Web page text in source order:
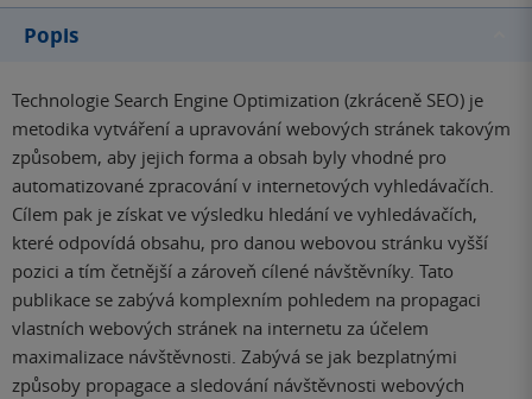
Popis
Technologie Search Engine Optimization (zkráceně SEO) je
metodika vytváření a upravování webových stránek takovým
způsobem, aby jejich forma a obsah byly vhodné pro
automatizované zpracování v internetových vyhledávačích.
Cílem pak je získat ve výsledku hledání ve vyhledávačích,
které odpovídá obsahu, pro danou webovou stránku vyšší
pozici a tím četnější a zároveň cílené návštěvníky. Tato
publikace se zabývá komplexním pohledem na propagaci
vlastních webových stránek na internetu za účelem
maximalizace návštěvnosti. Zabývá se jak bezplatnými
způsoby propagace a sledování návštěvnosti webových